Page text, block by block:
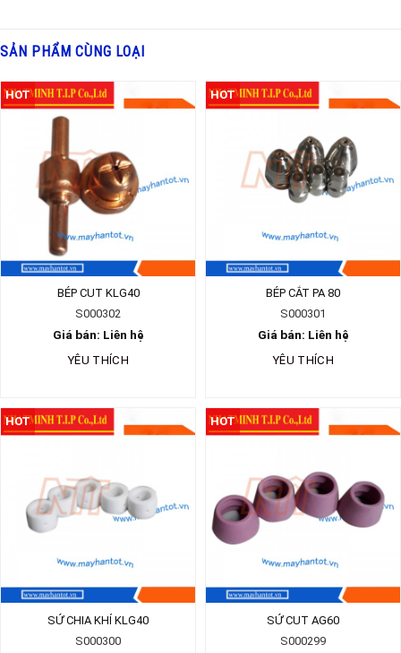
SẢN PHẨM CÙNG LOẠI
HOT
BÉP CUT KLG40
S000302
Giá bán: Liên hệ
YÊU THÍCH
HOT
BÉP CẮT PA 80
S000301
Giá bán: Liên hệ
YÊU THÍCH
HOT
SỨ CHIA KHÍ KLG40
S000300
HOT
SỨ CUT AG60
S000299